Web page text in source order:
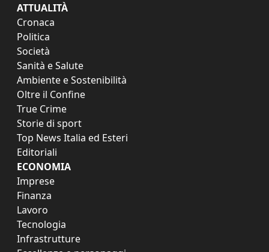
ATTUALITÀ
Cronaca
Politica
Società
Sanità e Salute
Ambiente e Sostenibilità
Oltre il Confine
True Crime
Storie di sport
Top News Italia ed Esteri
Editoriali
ECONOMIA
Imprese
Finanza
Lavoro
Tecnologia
Infrastrutture